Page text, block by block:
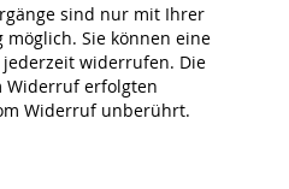
sind nur mit Ihrer
Sie können eine
widerrufen. Die
Widerruf erfolgten
Widerruf unberührt.